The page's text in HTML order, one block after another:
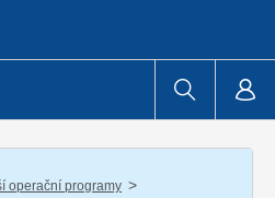
operační programy /